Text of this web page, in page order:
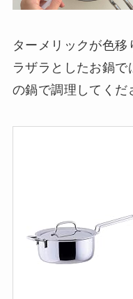
ターメリックが色
ラザラとしたお鍋で
の鍋で調理してくだ